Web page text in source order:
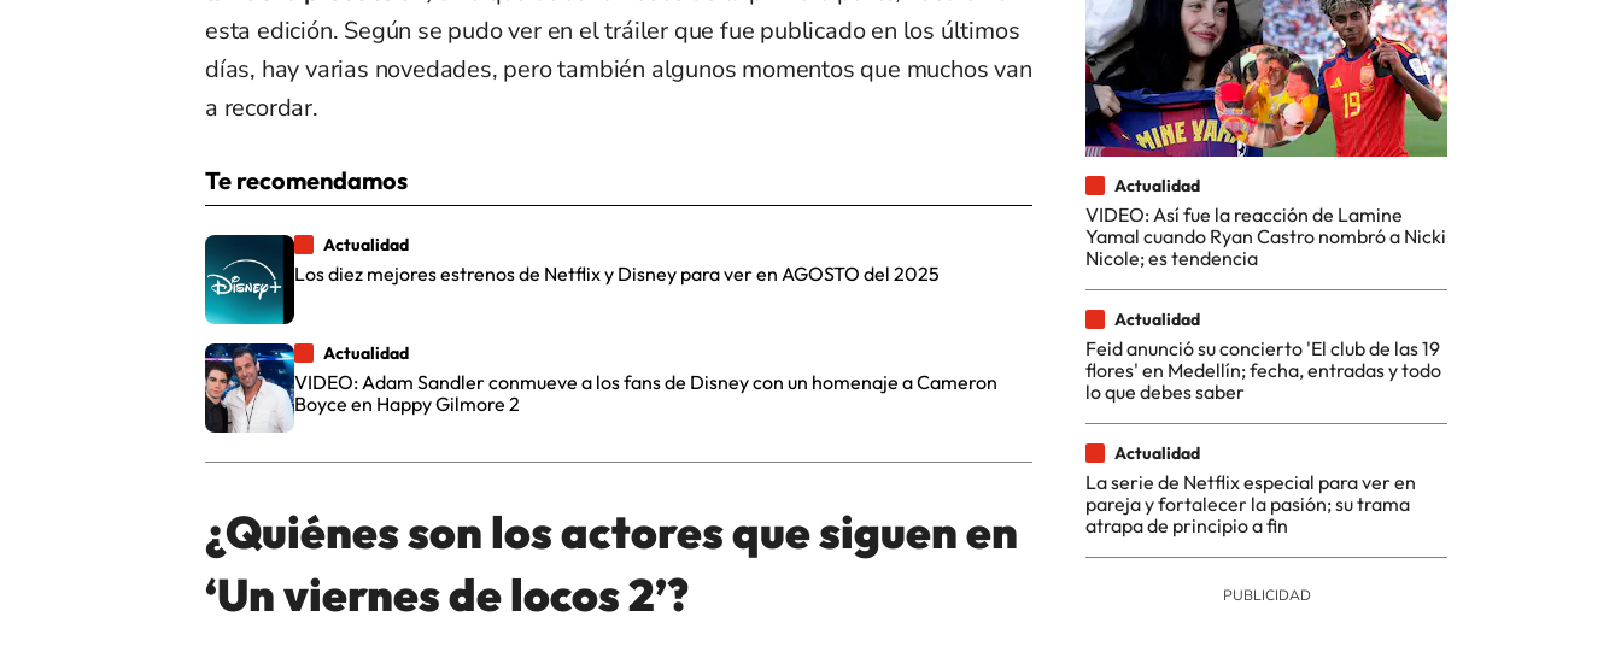
esta edición. Según se pudo ver en el tráiler que fue publicado en los últimos
días, hay varias novedades, pero también algunos momentos que muchos van
a recordar.
Te recomendamos
Actualidad
Los diez mejores estrenos de Netflix y Disney para ver en AGOSTO del 2025
Actualidad
VIDEO: Adam Sandler conmueve a los fans de Disney con un homenaje a Cameron
Boyce en Happy Gilmore 2
¿Quiénes son los actores que siguen en
‘Un viernes de locos 2’?
Actualidad
VIDEO: Así fue la reacción de Lamine
Yamal cuando Ryan Castro nombró a Nicki
Nicole; es tendencia
Actualidad
Feid anunció su concierto 'El club de las 19
flores' en Medellín; fecha, entradas y todo
lo que debes saber
Actualidad
La serie de Netflix especial para ver en
pareja y fortalecer la pasión; su trama
atrapa de principio a fin